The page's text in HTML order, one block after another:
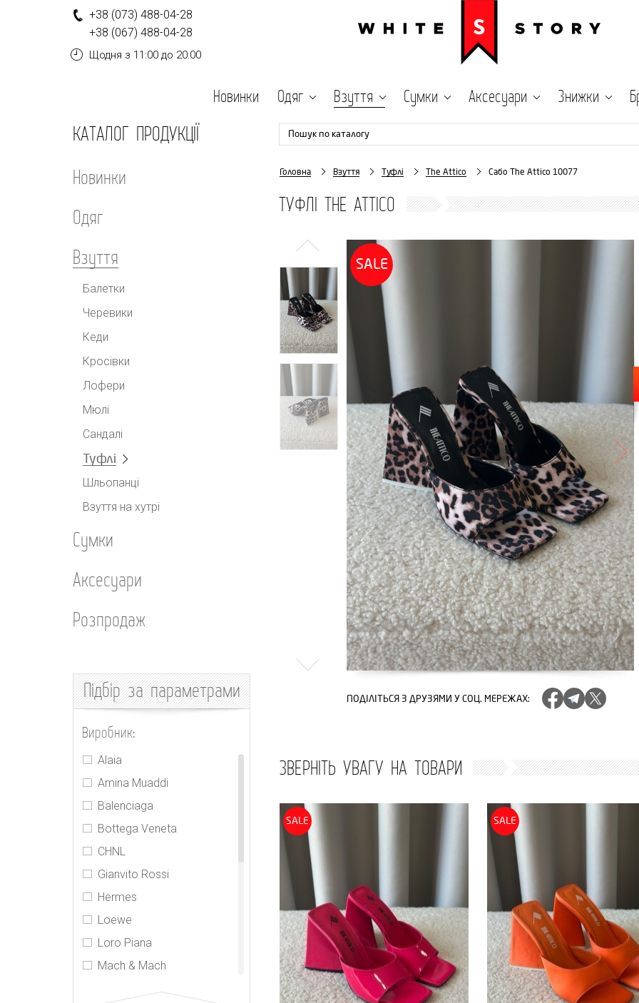
+38 (073) 488-04-28
+38 (067) 488-04-28
Щодня з 11:00 до 20:00
Новинки Одяг Взуття Сумки Аксесуари Знижки
КАТАЛОГ ПРОДУКЦІЇ
Новинки
Одяг
Взуття
Балетки
Черевики
Кеди
Кросівки
Лофери
Мюлі
Сандалі
Туфлі
Шльопанці
Взуття на хутрі
Сумки
Аксесуари
Розпродаж
Підбірза параметрами
Виробник:
Alaia
Amina Muaddi
Balenciaga
Bottega Veneta
CHNL
Gianvito Rossi
Hermes
Loewe
Loro Piana
Mach & Mach
Manolo Blahnik
Пошук по каталогу
Головна Взуття Туфлі The Attico Сабо The Attico 10077
ТУФЛІ THE ATTICO
SALE
ПОДІЛІТЬСЯ З ДРУЗЯМИ У СОЦ. МЕРЕЖАХ:
ЗВЕРНІТЬ УВАГУ НА ТОВАРИ
SALE SALE